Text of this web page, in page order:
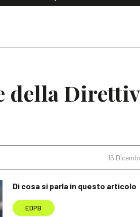
della
16
Di cosa si parla in questo articolo
EDPB